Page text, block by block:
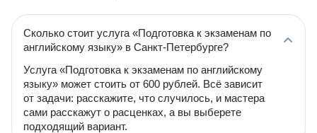
Сколько стоит услуга «Подготовка к экзаменам по
английскому языку» в Санкт-Петербурге?
Услуга «Подготовка к экзаменам по английскому
языку» может стоить от 600 рублей. Всё зависит
от задачи: расскажите, что случилось, и мастера
сами расскажут о расценках, а вы выберете
подходящий вариант.